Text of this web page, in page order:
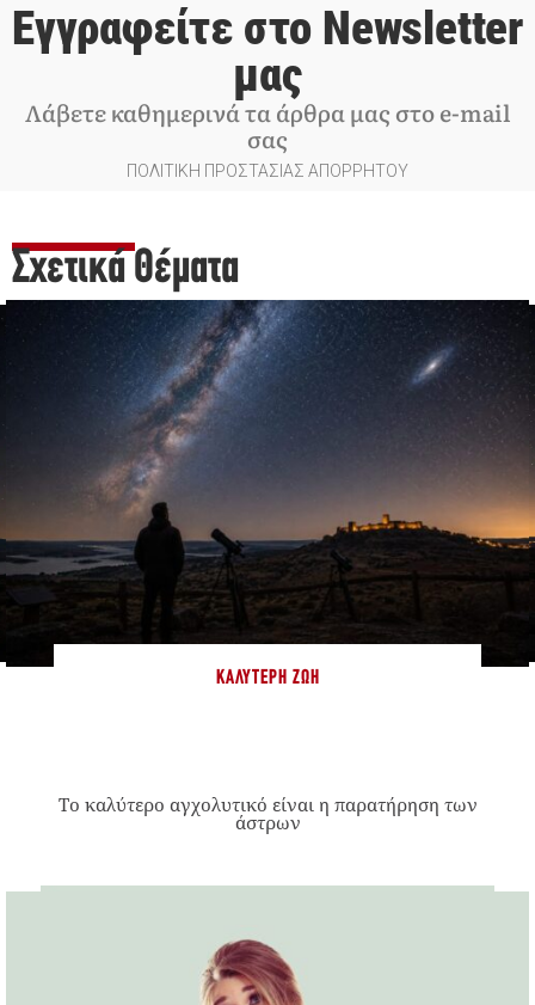
Εγγραφείτε στο Newsletter
μας
Λάβετε καθημερινά τα άρθρα μας στο e-mail
σας
ΠΟΛΙΤΙΚΗ ΠΡΟΣΤΑΣΙΑΣ ΑΠΟΡΡΗΤΟΥ
Σχετικά Θέματα
ΚΑΛΎΤΕΡΗ ΖΩΉ
Το καλύτερο αγχολυτικό είναι η παρατήρηση των
άστρων